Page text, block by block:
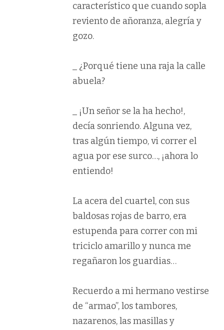
característico que cuando sopla
reviento de añoranza, alegría y
gozo.
_ ¿Porqué tiene una raja la calle
abuela?
_ ¡Un señor se la ha hecho!,
decía sonriendo. Alguna vez,
tras algún tiempo, vi correr el
agua por ese surco…, ¡ahora lo
entiendo!
La acera del cuartel, con sus
baldosas rojas de barro, era
estupenda para correr con mi
triciclo amarillo y nunca me
regañaron los guardias…
Recuerdo a mi hermano vestirse
de “armao”, los tambores,
nazarenos, las masillas y